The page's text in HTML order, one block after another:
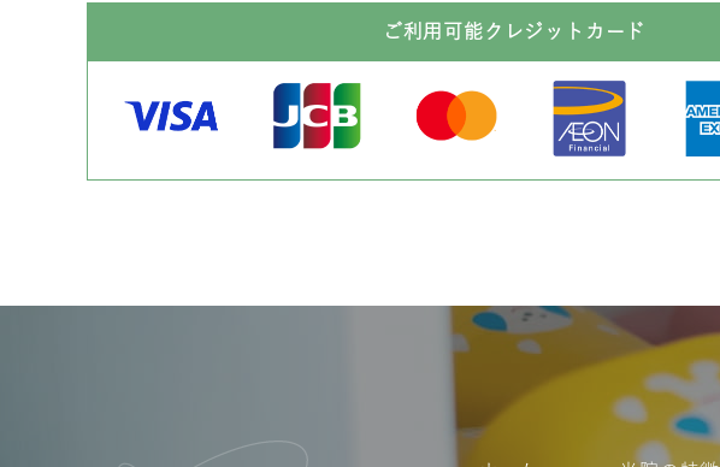
ご利用可能クレジットカード